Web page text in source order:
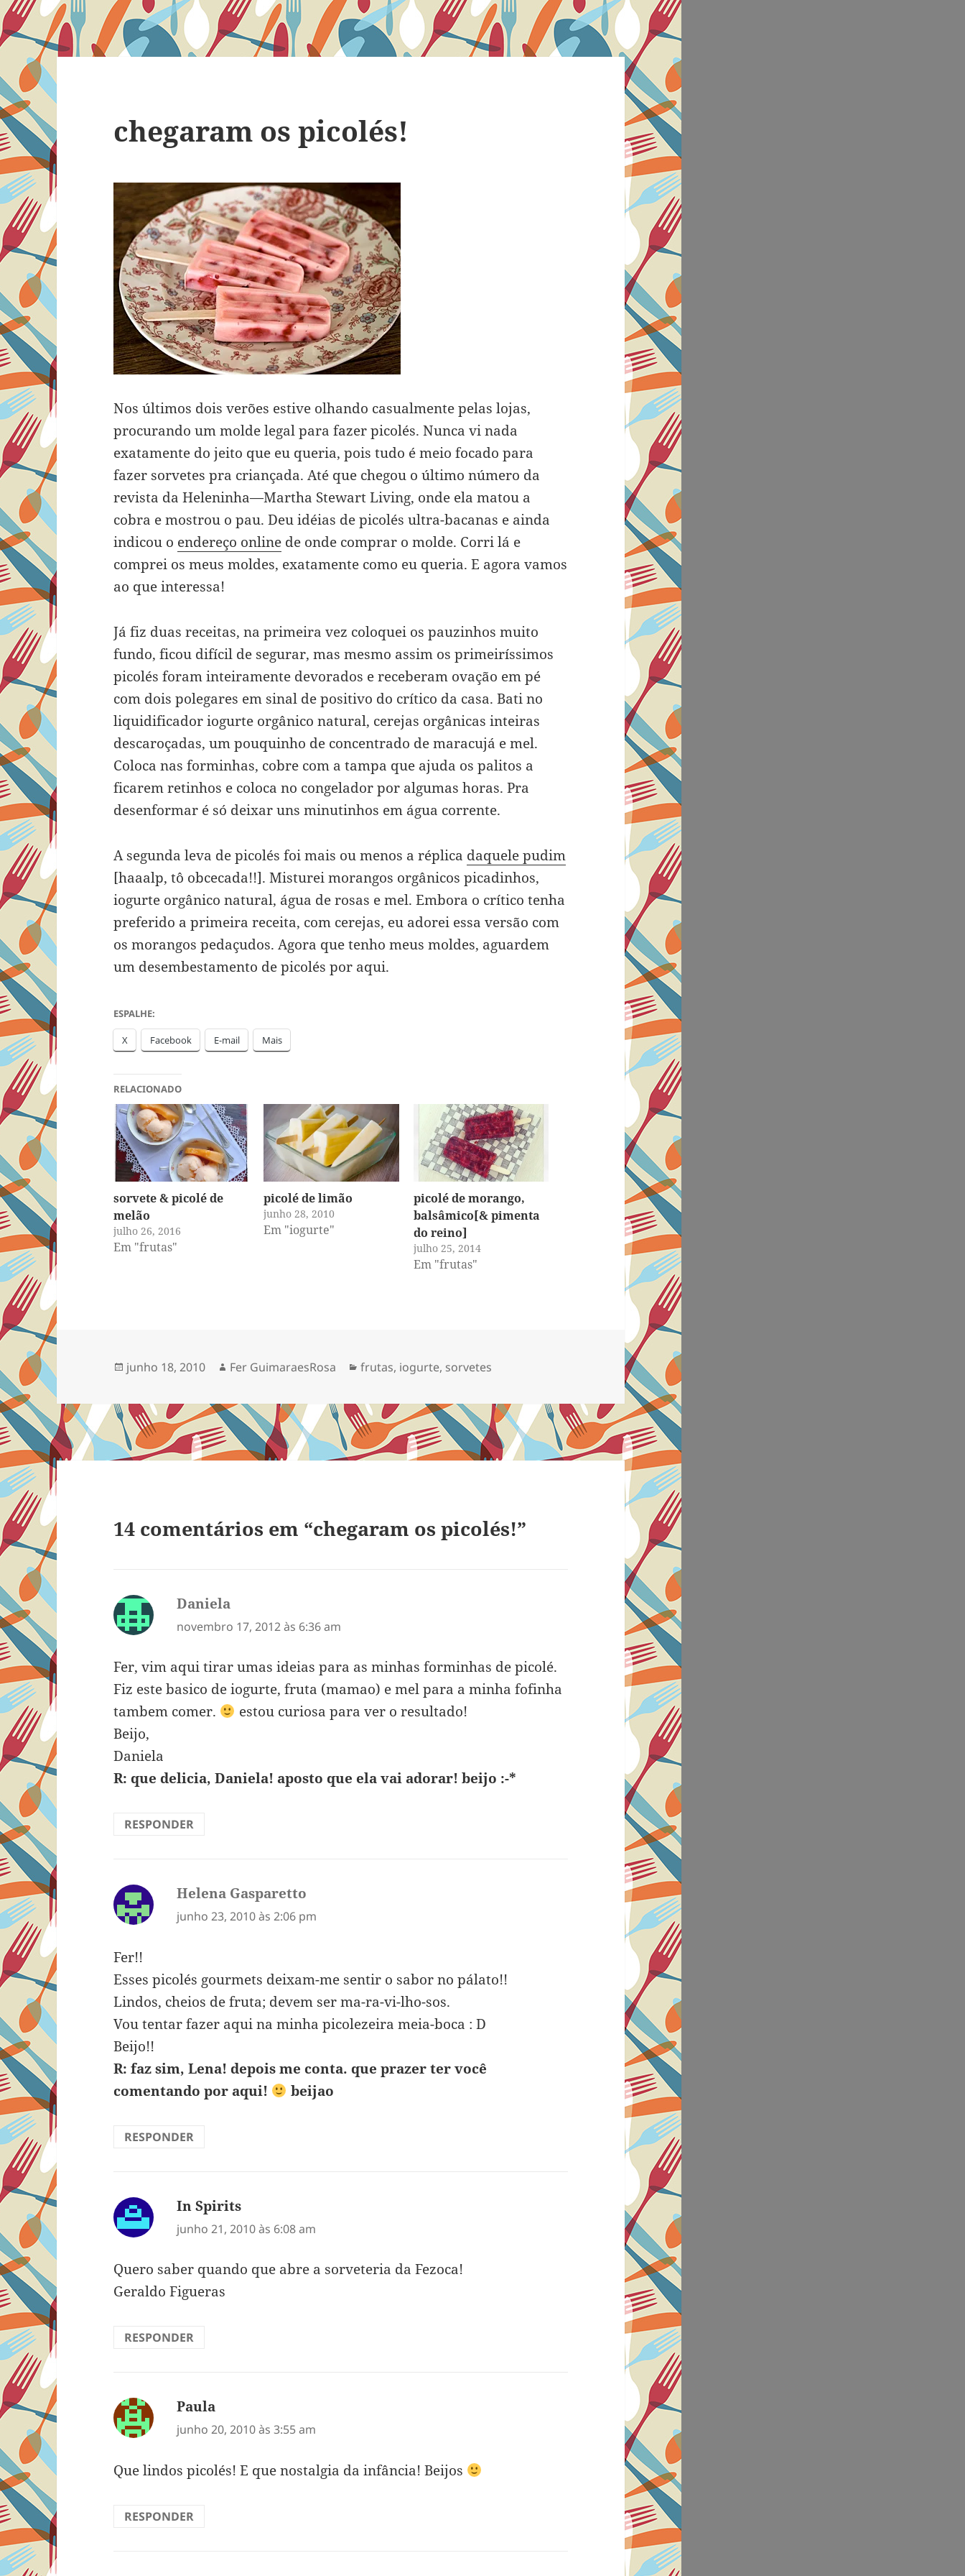
chegaram os picolés!
Nos últimos dois verões estive olhando casualmente pelas lojas,
procurando um molde legal para fazer picolés. Nunca vi nada
exatamente do jeito que eu queria, pois tudo é meio focado para
fazer sorvetes pra criançada. Até que chegou o último número da
revista da Heleninha—Martha Stewart Living, onde ela matou a
cobra e mostrou o pau. Deu idéias de picolés ultra-bacanas e ainda
indicou o endereço online de onde comprar o molde. Corri lá e
comprei os meus moldes, exatamente como eu queria. E agora vamos
ao que interessa!
Já fiz duas receitas, na primeira vez coloquei os pauzinhos muito
fundo, ficou difícil de segurar, mas mesmo assim os primeiríssimos
picolés foram inteiramente devorados e receberam ovação em pé
com dois polegares em sinal de positivo do crítico da casa. Bati no
liquidificador iogurte orgânico natural, cerejas orgânicas inteiras
descaroçadas, um pouquinho de concentrado de maracujá e mel.
Coloca nas forminhas, cobre com a tampa que ajuda os palitos a
ficarem retinhos e coloca no congelador por algumas horas. Pra
desenformar é só deixar uns minutinhos em água corrente.
A segunda leva de picolés foi mais ou menos a réplica daquele pudim
[haaalp, tô obcecada!!]. Misturei morangos orgânicos picadinhos,
iogurte orgânico natural, água de rosas e mel. Embora o crítico tenha
preferido a primeira receita, com cerejas, eu adorei essa versão com
os morangos pedaçudos. Agora que tenho meus moldes, aguardem
um desembestamento de picolés por aqui.
ESPALHE:
X Facebook E-mail Mais
RELACIONADO
sorvete & picolé de
melão
julho 26, 2016
Em "frutas"
picolé de limão
junho 28, 2010
Em "iogurte"
picolé de morango,
balsâmico[& pimenta
do reino]
julho 25, 2014
Em "frutas"
Publicado
junho 18, 2010 Autor
Fer GuimaraesRosa Categorias
frutas, iogurte, sorvetes
14 comentários em “chegaram os picolés!”
Daniela
novembro 17, 2012 às 6:36 am
Fer, vim aqui tirar umas ideias para as minhas forminhas de picolé.
Fiz este basico de iogurte, fruta (mamao) e mel para a minha fofinha
tambem comer.
estou curiosa para ver o resultado!
Beijo,
Daniela
R: que delicia, Daniela! aposto que ela vai adorar! beijo :-*
RESPONDER
Helena Gasparetto
junho 23, 2010 às 2:06 pm
Fer!!
Esses picolés gourmets deixam-me sentir o sabor no pálato!!
Lindos, cheios de fruta; devem ser ma-ra-vi-lho-sos.
Vou tentar fazer aqui na minha picolezeira meia-boca : D
Beijo!!
R: faz sim, Lena! depois me conta. que prazer ter você
comentando por aqui!
beijao
RESPONDER
In Spirits
junho 21, 2010 às 6:08 am
Quero saber quando que abre a sorveteria da Fezoca!
Geraldo Figueras
RESPONDER
Paula
junho 20, 2010 às 3:55 am
Que lindos picolés! E que nostalgia da infância! Beijos
RESPONDER